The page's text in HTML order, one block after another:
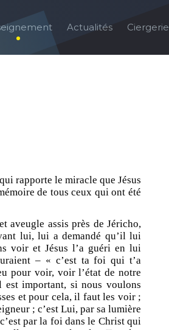
Actualités Ciergerie
rapporte le miracle que Jésus
de tous ceux qui ont été
aveugle assis près de Jéricho,
lui, lui a demandé qu’il lui
voir et Jésus l’a guéri en lui
– « c’est ta foi qui t’a
pour voir, voir l’état de notre
important, si nous voulons
et pour cela, il faut les voir ;
; c’est Lui, par sa lumière
par la foi dans le Christ qui